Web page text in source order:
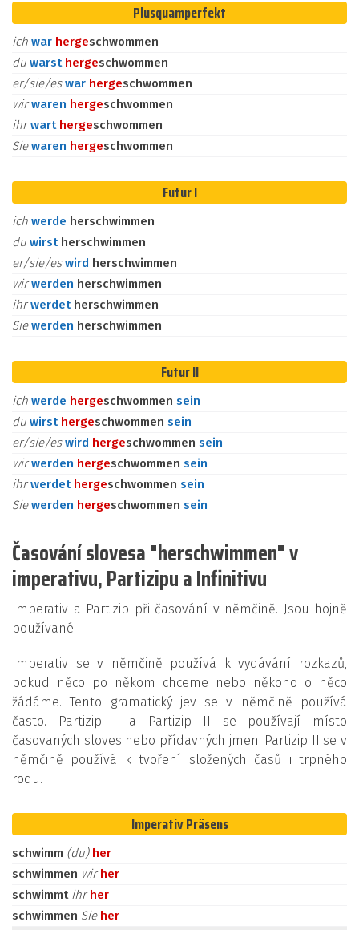
Plusquamperfekt
ich war hergeschwommen
du warst hergeschwommen
er/sie/eswar hergeschwommen
wirwaren hergeschwommen
ihrwart hergeschwommen
Siewaren hergeschwommen
Futur I
ich werde herschwimmen
du wirst herschwimmen
er/sie/eswird herschwimmen
wirwerden herschwimmen
ihrwerdet herschwimmen
Siewerden herschwimmen
Futur II
ich werde hergeschwommen sein
du wirst hergeschwommen sein
er/sie/eswird hergeschwommen sein
wirwerden hergeschwommen sein
ihrwerdet hergeschwommen sein
Siewerden hergeschwommen sein
Časování slovesa "herschwimmen" v
imperativu, Partizipu a Infinitivu
Imperativ a Partizip při časování v němčině. Jsou hojně
používané.
Imperativ se v němčině používá k vydávání rozkazů,
pokud něco po někom chceme nebo někoho o něco
žádáme. Tento gramatický jev se v němčině používá
často. Partizip I a Partizip II se používají místo
časovaných sloves nebo přídavných jmen. Partizip II se v
němčině používá k tvoření složených časů i trpného
rodu.
Imperativ Präsens
schwimm (du) her
schwimmen wirher
schwimmt ihrher
schwimmen Sie her